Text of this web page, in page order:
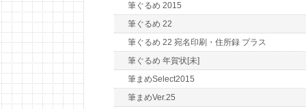
筆ぐるめ 2015
筆ぐるめ 22
筆ぐるめ 22 宛名印刷・住所録 プラス
筆ぐるめ 年賀状[未]
筆まめSelect2015
筆まめVer.25